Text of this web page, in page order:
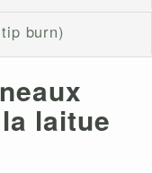
burn)
laitue